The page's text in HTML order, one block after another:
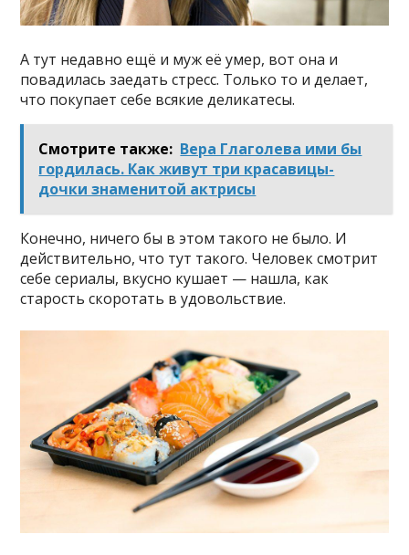
А тут недавно ещё и муж её умер, вот она и
повадилась заедать стресс. Только то и делает,
что покупает себе всякие деликатесы.
Смотрите также: Вера Глаголева ими бы
гордилась. Как живут три красавицы-
дочки знаменитой актрисы
Конечно, ничего бы в этом такого не было. И
действительно, что тут такого. Человек смотрит
себе сериалы, вкусно кушает — нашла, как
старость скоротать в удовольствие.